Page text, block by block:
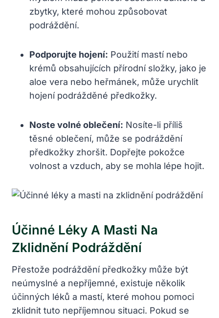
zbytky, které mohou způsobovat
podráždění.
Podporujte hojení: Použití mastí nebo
krémů obsahujících ⁢přírodní složky, jako je
aloe vera nebo⁤ heřmánek,​ může urychlit
hojení podrážděné předkožky.
Noste volné oblečení: Nosíte-li příliš
těsné oblečení, může se podráždění
⁣předkožky zhoršit. Dopřejte pokožce
volnost⁢ a​ vzduch, aby se mohla lépe hojit.
Účinné ⁣léky A ⁣masti ‍na
⁤zklidnění Podráždění
Přestože podráždění předkožky může‌ být
neúmyslné a ⁢nepříjemné, existuje několik
účinných ‍léků a mastí, ⁢které⁣ mohou pomoci⁣
zklidnit tuto nepříjemnou situaci. Pokud se